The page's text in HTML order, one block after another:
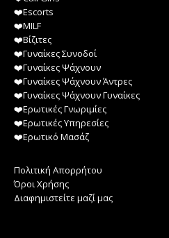
❤️️Escorts
❤️️MILF
❤️️Βίζιτες
❤️️Γυναίκες Συνοδοί
❤️️Γυναίκες Ψάχνουν
❤️️Γυναίκες Ψάχνουν Άντρες
❤️️Γυναίκες Ψάχνουν Γυναίκες
❤️️Ερωτικές Γνωριμίες
❤️️Ερωτικές Υπηρεσίες
❤️️Ερωτικό Μασάζ
Πολιτική Απορρήτου
Όροι Χρήσης
Διαφημιστείτε μαζί μας